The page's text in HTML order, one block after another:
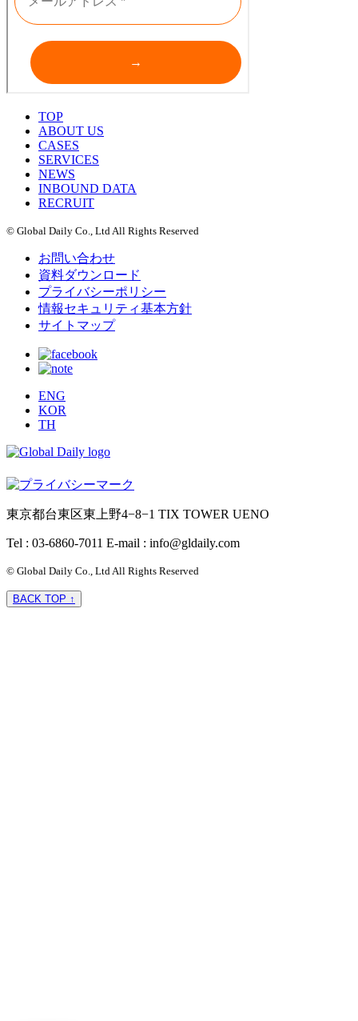
TOP
ABOUT US
CASES
SERVICES
NEWS
INBOUND DATA
RECRUIT
© Global Daily Co., Ltd All Rights Reserved
お問い合わせ
資料ダウンロード
プライバシーポリシー
情報セキュリティ基本方針
サイトマップ
ENG
KOR
TH
東京都台東区東上野4−8−1 TIX TOWER UENO
Tel : 03-6860-7011 E-mail : info@gldaily.com
© Global Daily Co., Ltd All Rights Reserved
BACK TOP ↑